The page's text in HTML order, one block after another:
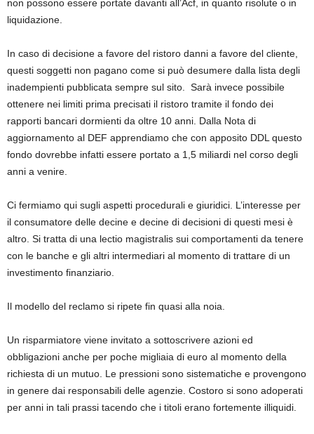
non possono essere portate davanti all’Acf, in quanto risolute o in
liquidazione.
In caso di decisione a favore del ristoro danni a favore del cliente,
questi soggetti non pagano come si può desumere dalla lista degli
inadempienti pubblicata sempre sul sito. Sarà invece possibile
ottenere nei limiti prima precisati il ristoro tramite il fondo dei
rapporti bancari dormienti da oltre 10 anni. Dalla Nota di
aggiornamento al DEF apprendiamo che con apposito DDL questo
fondo dovrebbe infatti essere portato a 1,5 miliardi nel corso degli
anni a venire.
Ci fermiamo qui sugli aspetti procedurali e giuridici. L’interesse per
il consumatore delle decine e decine di decisioni di questi mesi è
altro. Si tratta di una lectio magistralis sui comportamenti da tenere
con le banche e gli altri intermediari al momento di trattare di un
investimento finanziario.
Il modello del reclamo si ripete fin quasi alla noia.
Un risparmiatore viene invitato a sottoscrivere azioni ed
obbligazioni anche per poche migliaia di euro al momento della
richiesta di un mutuo. Le pressioni sono sistematiche e provengono
in genere dai responsabili delle agenzie. Costoro si sono adoperati
per anni in tali prassi tacendo che i titoli erano fortemente illiquidi.